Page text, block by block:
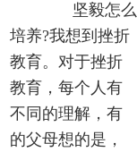
坚毅怎么
培养?我想到挫折
教育。对于挫折
教育，每个人有
不同的理解，有
的父母想的是，